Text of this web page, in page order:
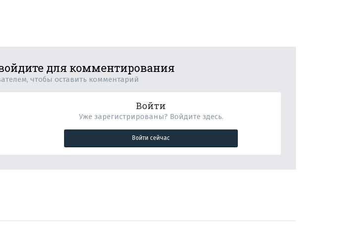
для комментирования
чтобы оставить комментарий
Войти
Уже зарегистрированы? Войдите здесь.
Войти сейчас